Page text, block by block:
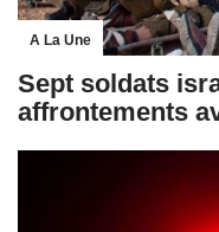
A La Une
Sept soldats
affrontements